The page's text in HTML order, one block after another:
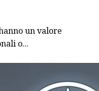
un valore
o...